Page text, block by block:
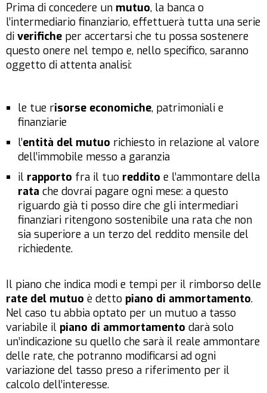
Prima di concedere un mutuo, la banca o
l’intermediario finanziario, effettuerà tutta una serie
di verifiche per accertarsi che tu possa sostenere
questo onere nel tempo e, nello specifico, saranno
oggetto di attenta analisi:
le tue risorse economiche, patrimoniali e
finanziarie
l’entità del mutuo richiesto in relazione al valore
dell’immobile messo a garanzia
il rapporto fra il tuo reddito e l’ammontare della
rata che dovrai pagare ogni mese: a questo
riguardo già ti posso dire che gli intermediari
finanziari ritengono sostenibile una rata che non
sia superiore a un terzo del reddito mensile del
richiedente.
Il piano che indica modi e tempi per il rimborso delle
rate del mutuo è detto piano di ammortamento.
Nel caso tu abbia optato per un mutuo a tasso
variabile il piano di ammortamento darà solo
un’indicazione su quello che sarà il reale ammontare
delle rate, che potranno modificarsi ad ogni
variazione del tasso preso a riferimento per il
calcolo dell’interesse.